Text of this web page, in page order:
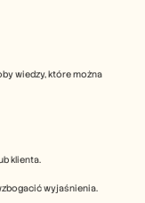
wiedzy, które można
klienta.
wyjaśnienia.